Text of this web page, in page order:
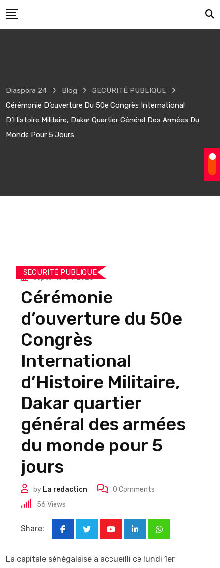
to
Diaspora 24 Blog
SECURITÉ PUBLIQUE
Cérémonie D’ouverture Du 50e Congrès International
D’Histoire Militaire, Dakar Quartier Général Des Armées Du
Monde Pour 5 Jours
SECURITÉ PUBLIQUE
septembre 1, 2025
Cérémonie
d’ouverture du 50e
Congrès
International
d’Histoire Militaire,
Dakar quartier
général des armées
du monde pour 5
jours
by La redaction 0 Comments
56 Views
Share:
LinkedInWhatsapp
La capitale sénégalaise a accueilli ce lundi 1er